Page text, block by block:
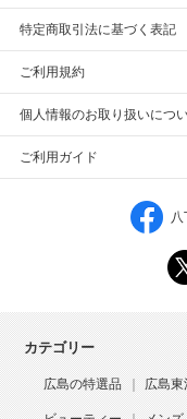
特定商取引法に基づく表記
ご利用規約
個人情報のお取り扱いにつ
ご利用ガイド
カテゴリー
広島の特選品 広島